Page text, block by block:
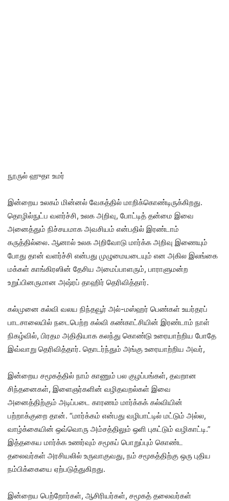
நூருல் ஹுதா உமர்
இன்றைய உலகம் மின்னல் வேகத்தில் மாறிக்கொண்டிருக்கிறது.
தொழில்நுட்ப வளர்ச்சி, உலக அறிவு, போட்டித் தன்மை இவை
அனைத்தும் நிச்சயமாக அவசியம் என்பதில் இரண்டாம்
கருத்தில்லை. ஆனால் உலக அறிவோடு மார்க்க அறிவு இணையும்
போது தான் வளர்ச்சி என்பது முழுமையடையும் என அகில இலங்கை
மக்கள் காங்கிரஸின் தேசிய அமைப்பாளரும், பாராளுமன்ற
உறுப்பினருமான அஷ்ரப் தாஹிர் தெரிவித்தார்.
கல்முனை கல்வி வலய நிந்தவூர் அல்-மஸ்ஹர் பெண்கள் உயர்தரப்
பாடசாலையில் நடைபெற்ற கல்வி கண்காட்சியின் இரண்டாம் நாள்
நிகழ்வில், பிரதம அதிதியாக கலந்து கொண்டு உரையாற்றிய போதே
இவ்வாறு தெரிவித்தார். தொடர்ந்தும் அங்கு உரையாற்றிய அவர்,
இன்றைய சமூகத்தில் நாம் காணும் பல குழப்பங்கள், தவறான
சிந்தனைகள், இளைஞர்களின் வழிதவறல்கள் இவை
அனைத்திற்கும் அடிப்படை காரணம் மார்க்கக் கல்வியின்
பற்றாக்குறை தான். “மார்க்கம் என்பது வழிபாட்டில் மட்டும் அல்ல,
வாழ்க்கையின் ஒவ்வொரு அம்சத்திலும் ஒளி புகட்டும் வழிகாட்டி.”
இத்தகைய மார்க்க உணர்வும் சமூகப் பொறுப்பும் கொண்ட
தலைவர்கள் அரசியலில் உருவாகுவது, நம் சமூகத்திற்கு ஒரு புதிய
நம்பிக்கையை ஏற்படுத்துகிறது.
இன்றைய பெற்றோர்கள், ஆசிரியர்கள், சமூகத் தலைவர்கள்